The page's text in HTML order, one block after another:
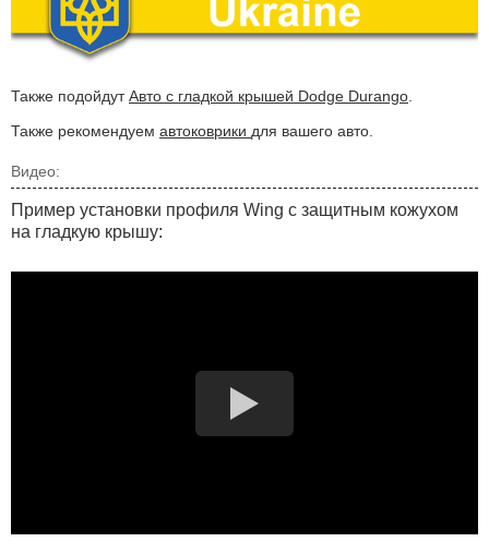
Также подойдутАвто с гладкой крышей Dodge Durango.
Также рекомендуем автоковрики для вашего авто.
Видео:
Пример установки профиля Wing с защитным кожухом
на гладкую крышу: